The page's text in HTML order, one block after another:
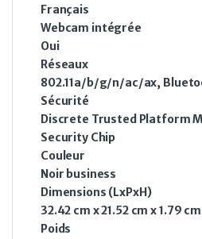
Français
Webcam intégrée
Oui
Réseaux
802.11a/b/g/n/ac/ax,
Sécurité
Discrete Trusted Platform
Security Chip
Couleur
Noir business
Dimensions (LxPxH)
32.42 cm x 21.52 cm x 1.79 cm
Poids